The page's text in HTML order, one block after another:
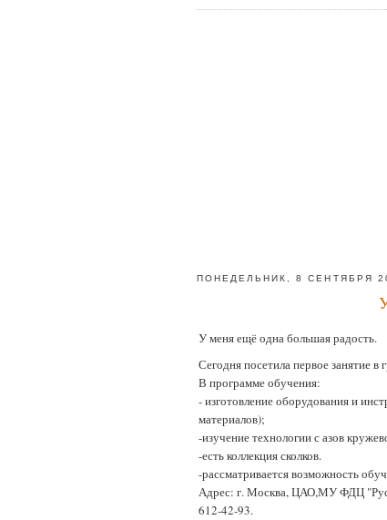
ПОНЕДЕЛЬНИК, 8 СЕНТЯБРЯ
У меня ещё одна большая радость.
Сегодня посетила первое занятие
В программе обучения:
- изготовление оборудования и
материалов);
-изучение технологии с азов
-есть коллекция сколков.
-рассматривается возможность
Адрес: г. Москва, ЦАО,МУ ФДЦ
612-42-93.